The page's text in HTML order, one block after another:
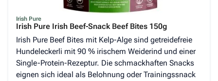
Irish Pure
Irish Pure Irish Beef-Snack Beef Bites 150g
Irish Pure Beef Bites mit Kelp-Alge sind getreidefreie
Hundeleckerli mit 90 % irischem Weiderind und einer
Single-Protein-Rezeptur. Die schmackhaften Snacks
eignen sich ideal als Belohnung oder Trainingssnack